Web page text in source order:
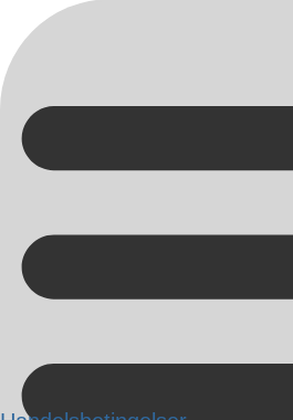
Kontakt på +45 70 13 63 23